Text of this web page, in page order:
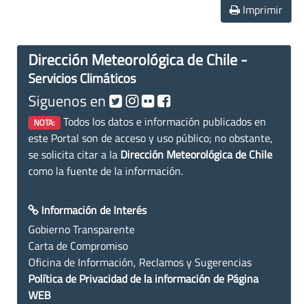
Imprimir
Dirección Meteorológica de Chile -
Servicios Climáticos
Siguenos en
NOTA: Todos los datos e información publicados en
este Portal son de acceso y uso público; no obstante,
se solicita citar a la Dirección Meteorológica de Chile
como la fuente de la información.
Información de Interés
Gobierno Transparente
Carta de Compromiso
Oficina de Información, Reclamos y Sugerencias
Política de Privacidad de la información de Página
WEB